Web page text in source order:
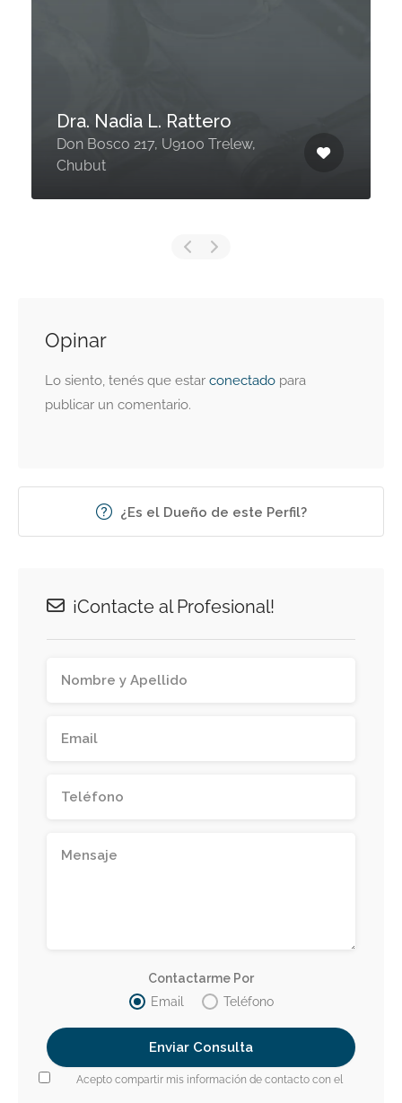
Dra. Nadia L. Rattero
Don Bosco 217, U9100 Trelew,
Chubut
Opinar
Lo siento, tenés que estar conectado para
publicar un comentario.
¿Es el Dueño de este Perfil?
¡Contacte al Profesional!
Contactarme Por
Email
Teléfono
Acepto compartir mis información de contacto con el